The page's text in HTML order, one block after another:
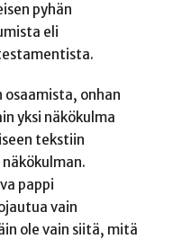
pyhän
eli
onhan
yksi näkökulma
tekstiin
pappi
vain
ole vain siitä, mitä